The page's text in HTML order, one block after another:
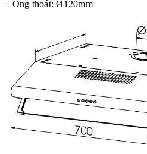
+ Ống thoát: Ø120mm